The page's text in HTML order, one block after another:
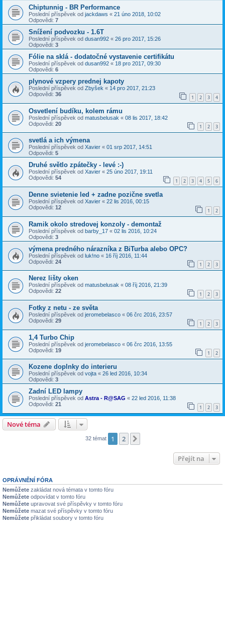
Chiptunnig - BR Performance
Poslední příspěvek od jackdaws « 21 úno 2018, 10:02
Odpovědi: 7
Snížení podvozku - 1.6T
Poslední příspěvek od dusan992 « 26 pro 2017, 15:26
Odpovědi: 3
Fólie na sklá - dodatočné vystavenie certifikátu
Poslední příspěvek od dusan992 « 18 pro 2017, 09:30
Odpovědi: 6
plynové vzpery prednej kapoty
Poslední příspěvek od Zbyšek « 14 pro 2017, 21:23
Odpovědi: 36 1 2 3 4
Osvetlení budíku, kolem rámu
Poslední příspěvek od matusbelusak « 08 lis 2017, 18:42
Odpovědi: 20 1 2 3
svetlá a ich výmena
Poslední příspěvek od Xavier « 01 srp 2017, 14:51
Odpovědi: 5
Druhé světlo zpátečky - levé :-)
Poslední příspěvek od Xavier « 25 úno 2017, 19:11
Odpovědi: 54 1 2 3 4 5 6
Denne svietenie led + zadne pozične svetla
Poslední příspěvek od Xavier « 22 lis 2016, 00:15
Odpovědi: 12 1 2
Ramik okolo stredovej konzoly - demontaž
Poslední příspěvek od barby_17 « 02 lis 2016, 10:24
Odpovědi: 3
výmena predného nárazníka z BiTurba alebo OPC?
Poslední příspěvek od luk!no « 16 říj 2016, 11:44
Odpovědi: 24 1 2 3
Nerez lišty oken
Poslední příspěvek od matusbelusak « 08 říj 2016, 21:39
Odpovědi: 22 1 2 3
Fotky z netu - ze světa
Poslední příspěvek od jeromebelasco « 06 črc 2016, 23:57
Odpovědi: 29 1 2 3
1,4 Turbo Chip
Poslední příspěvek od jeromebelasco « 06 črc 2016, 13:55
Odpovědi: 19 1 2
Kozene doplnky do interieru
Poslední příspěvek od vojta « 26 led 2016, 10:34
Odpovědi: 3
Zadní LED lampy
Poslední příspěvek od Astra - R@SAG « 22 led 2016, 11:38
Odpovědi: 21 1 2 3
Nové téma
32 témat 1 2
Přejít na
OPRÁVNĚNÍ FÓRA
Nemůžete zakládat nová témata v tomto fóru
Nemůžete odpovídat v tomto fóru
Nemůžete upravovat své příspěvky v tomto fóru
Nemůžete mazat své příspěvky v tomto fóru
Nemůžete přikládat soubory v tomto fóru